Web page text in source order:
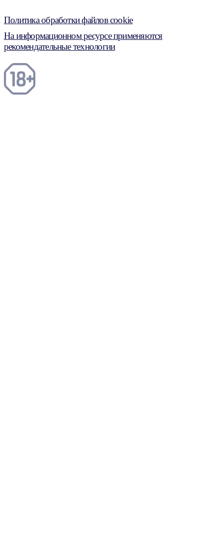
Политика обработки файлов cookie
На информационном ресурсе применяются
рекомендательные технологии